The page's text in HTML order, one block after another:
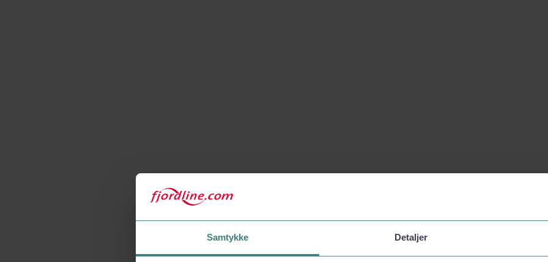
Samtykke Detaljer